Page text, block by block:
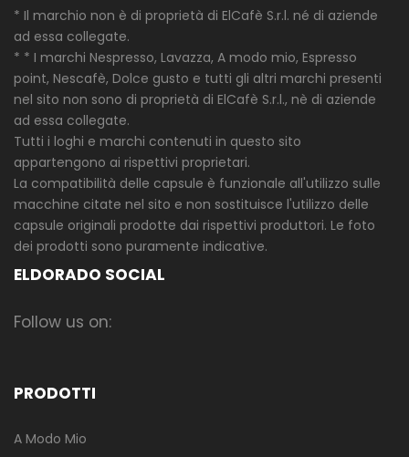
* Il marchio non è di proprietà di ElCafè S.r.l. né di aziende
ad essa collegate.
* * I marchi Nespresso, Lavazza, A modo mio, Espresso
point, Nescafè, Dolce gusto e tutti gli altri marchi presenti
nel sito non sono di proprietà di ElCafè S.r.l., nè di aziende
ad essa collegate.
Tutti i loghi e marchi contenuti in questo sito
appartengono ai rispettivi proprietari.
La compatibilità delle capsule è funzionale all'utilizzo sulle
macchine citate nel sito e non sostituisce l'utilizzo delle
capsule originali prodotte dai rispettivi produttori. Le foto
dei prodotti sono puramente indicative.
ELDORADO SOCIAL
Follow us on:
PRODOTTI
A Modo Mio